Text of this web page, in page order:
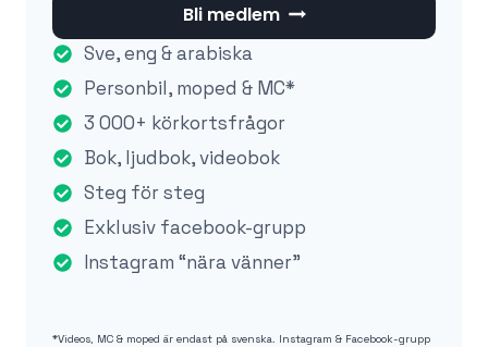
Bli medlem
Sve, eng & arabiska
Personbil, moped & MC*
3 000+ körkortsfrågor
Bok, ljudbok, videobok
Steg för steg
Exklusiv facebook-grupp
Instagram “nära vänner”
*Videos, MC & moped är endast på svenska. Instagram & Facebook-grupp